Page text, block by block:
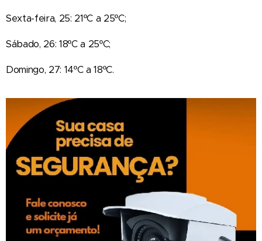
Sexta-feira, 25: 21ºC a 25ºC;
Sábado, 26: 18ºC a 25ºC;
Domingo, 27: 14ºC a 18ºC.